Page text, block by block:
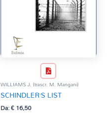
WILLIAMS J. (trascr. M. Mangani)
SCHINDLER’S LIST
Da:€16,50